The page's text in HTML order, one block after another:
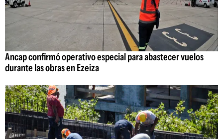
Ancap confirmó operativo especial para abastecer vuelos
durante las obras en Ezeiza